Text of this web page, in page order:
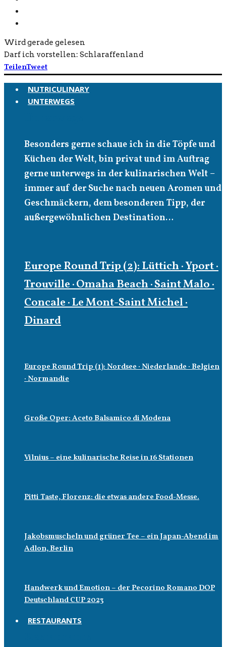
Wird gerade gelesen
Darf ich vorstellen: Schlaraffenland
TeilenTweet
NUTRICULINARY
UNTERWEGS
Besonders gerne schaue ich in die Töpfe und
Küchen der Welt, bin privat und im Auftrag
gerne unterwegs in der kulinarischen Welt –
immer auf der Suche nach neuen Aromen und
Geschmäckern, dem besonderen Tipp, der
außergewöhnlichen Destination…
Europe Round Trip (2): Lüttich · Yport ·
Trouville · Omaha Beach · Saint Malo ·
Concale · Le Mont-Saint Michel ·
Dinard
Europe Round Trip (1): Nordsee · Niederlande · Belgien
· Normandie
Große Oper: Aceto Balsamico di Modena
Vilnius – eine kulinarische Reise in 16 Stationen
Pitti Taste, Florenz: die etwas andere Food-Messe.
Jakobsmuscheln und grüner Tee – ein Japan-Abend im
Adlon, Berlin
Handwerk und Emotion – der Pecorino Romano DOP
Deutschland CUP 2023
RESTAURANTS